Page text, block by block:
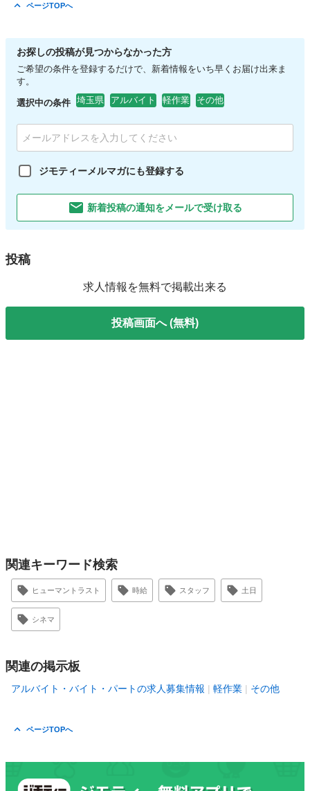
ページTOPへ
お探しの投稿が見つからなかった方
ご希望の条件を登録するだけで、新着情報をいち早くお届け出来ま
す。
選択中の条件 埼玉県 アルバイト 軽作業 その他
ジモティーメルマガにも登録する
新着投稿の通知をメールで受け取る
投稿
求人情報を無料で掲載出来る
投稿画面へ (無料)
関連キーワード検索
ヒューマントラスト 時給 スタッフ 土日
シネマ
関連の掲示板
アルバイト・バイト・パートの求人募集情報 軽作業 その他
ページTOPへ